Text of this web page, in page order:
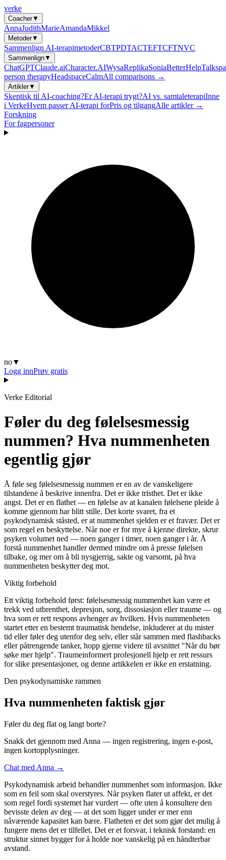
verke
Coacher▼
AnnaJudithMarieAmandaMikkel
Metoder▼
Sammenlign AI-terapimetoderCBTPDTACTEFTCFTNVC
Sammenlign▼
ChatGPTClaude.aiCharacter.AIWysaReplikaSoniaBetterHelp
person therapyHeadspaceCalmAll comparisons →
Artikler▼
Skeptisk til AI-coaching?Er AI-terapi trygt?AI vs. samtaleterapiInne
i VerkeHvem passer AI-terapi forPris og tilgangAlle artikler →
Forskning
For fagpersoner
no▼
Logg innPrøv gratis
Verke Editorial
Føler du deg følelsesmessig
nummen? Hva nummenheten
egentlig gjør
Å føle seg følelsesmessig nummen er en av de vanskeligere
tilstandene å beskrive innenfra. Det er ikke tristhet. Det er ikke
angst. Det er en flathet — en følelse av at kanalen følelsene pleide å
komme gjennom har blitt stille. Det korte svaret, fra et
psykodynamisk ståsted, er at nummenhet sjelden er et fravær. Det er
som regel en beskyttelse. Når noe er for mye å kjenne direkte, skrur
psyken volumet ned — noen ganger i timer, noen ganger i år. Å
forstå nummenhet handler dermed mindre om å presse følelsen
tilbake, og mer om å bli nysgjerrig, sakte og varsomt, på hva
nummenheten beskytter deg mot.
Viktig forbehold
Ett viktig forbehold først: følelsesmessig nummenhet kan være et
trekk ved utbrenthet, depresjon, sorg, dissosiasjon eller traume — og
hva som er rett respons avhenger av hvilken. Hvis nummenheten
startet etter en bestemt traumatisk hendelse, inkluderer at du mister
tid eller føler deg utenfor deg selv, eller står sammen med flashbacks
eller påtrengende tanker, hopp gjerne videre til avsnittet "Når du bør
søke mer hjelp". Traumeinformert profesjonell hjelp er rett ressurs
for slike presentasjoner, og denne artikkelen er ikke en erstatning.
Den psykodynamiske rammen
Hva nummenheten faktisk gjør
Føler du deg flat og langt borte?
Snakk det gjennom med Anna — ingen registrering, ingen e-post,
ingen kortopplysninger.
Chat med Anna →
Psykodynamisk arbeid behandler nummenhet som informasjon. Ikke
som en feil som skal overstyres. Når psyken flater ut affekt, er det
som regel fordi systemet har vurdert — ofte uten å konsultere den
bevisste delen av deg — at det som ligger under er mer enn
nåværende kapasitet kan bære. Flatheten er det som gjør det mulig å
fungere mens det er tilfellet. Det er et forsvar, i teknisk forstand: en
struktur sinnet bygger for å holde noe vanskelig på en håndterbar
avstand.